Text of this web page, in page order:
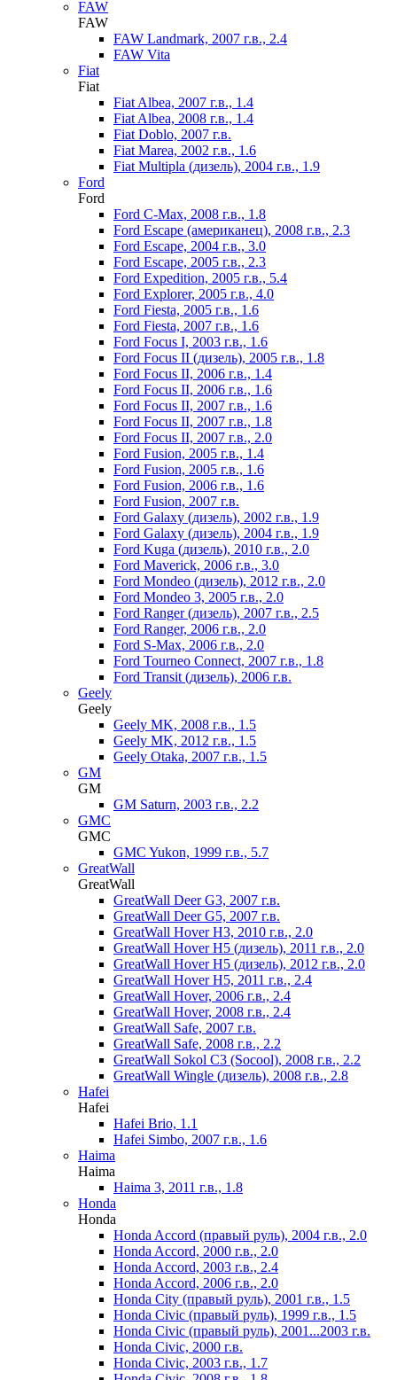
FAW
FAW
FAW Landmark, 2007 г.в., 2.4
FAW Vita
Fiat
Fiat
Fiat Albea, 2007 г.в., 1.4
Fiat Albea, 2008 г.в., 1.4
Fiat Doblo, 2007 г.в.
Fiat Marea, 2002 г.в., 1.6
Fiat Multipla (дизель), 2004 г.в., 1.9
Ford
Ford
Ford C-Max, 2008 г.в., 1.8
Ford Escape (американец), 2008 г.в., 2.3
Ford Escape, 2004 г.в., 3.0
Ford Escape, 2005 г.в., 2.3
Ford Expedition, 2005 г.в., 5.4
Ford Explorer, 2005 г.в., 4.0
Ford Fiesta, 2005 г.в., 1.6
Ford Fiesta, 2007 г.в., 1.6
Ford Focus I, 2003 г.в., 1.6
Ford Focus II (дизель), 2005 г.в., 1.8
Ford Focus II, 2006 г.в., 1.4
Ford Focus II, 2006 г.в., 1.6
Ford Focus II, 2007 г.в., 1.6
Ford Focus II, 2007 г.в., 1.8
Ford Focus II, 2007 г.в., 2.0
Ford Fusion, 2005 г.в., 1.4
Ford Fusion, 2005 г.в., 1.6
Ford Fusion, 2006 г.в., 1.6
Ford Fusion, 2007 г.в.
Ford Galaxy (дизель), 2002 г.в., 1.9
Ford Galaxy (дизель), 2004 г.в., 1.9
Ford Kuga (дизель), 2010 г.в., 2.0
Ford Maverick, 2006 г.в., 3.0
Ford Mondeo (дизель), 2012 г.в., 2.0
Ford Mondeo 3, 2005 г.в., 2.0
Ford Ranger (дизель), 2007 г.в., 2.5
Ford Ranger, 2006 г.в., 2.0
Ford S-Max, 2006 г.в., 2.0
Ford Tourneo Connect, 2007 г.в., 1.8
Ford Transit (дизель), 2006 г.в.
Geely
Geely
Geely MK, 2008 г.в., 1.5
Geely MK, 2012 г.в., 1.5
Geely Otaka, 2007 г.в., 1.5
GM
GM
GM Saturn, 2003 г.в., 2.2
GMC
GMC
GMC Yukon, 1999 г.в., 5.7
GreatWall
GreatWall
GreatWall Deer G3, 2007 г.в.
GreatWall Deer G5, 2007 г.в.
GreatWall Hover H3, 2010 г.в., 2.0
GreatWall Hover H5 (дизель), 2011 г.в., 2.0
GreatWall Hover H5 (дизель), 2012 г.в., 2.0
GreatWall Hover H5, 2011 г.в., 2.4
GreatWall Hover, 2006 г.в., 2.4
GreatWall Hover, 2008 г.в., 2.4
GreatWall Safe, 2007 г.в.
GreatWall Safe, 2008 г.в., 2.2
GreatWall Sokol C3 (Socool), 2008 г.в., 2.2
GreatWall Wingle (дизель), 2008 г.в., 2.8
Hafei
Hafei
Hafei Brio, 1.1
Hafei Simbo, 2007 г.в., 1.6
Haima
Haima
Haima 3, 2011 г.в., 1.8
Honda
Honda
Honda Accord (правый руль), 2004 г.в., 2.0
Honda Accord, 2000 г.в., 2.0
Honda Accord, 2003 г.в., 2.4
Honda Accord, 2006 г.в., 2.0
Honda City (правый руль), 2001 г.в., 1.5
Honda Civic (правый руль), 1999 г.в., 1.5
Honda Civic (правый руль), 2001...2003 г.в.
Honda Civic, 2000 г.в.
Honda Civic, 2003 г.в., 1.7